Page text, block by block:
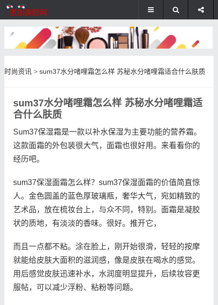
时尚资讯> sum37水分啫哩霜怎么样 苏秘水分啫哩霜适合什么肤质
sum37水分啫哩霜怎么样 苏秘水分啫哩霜适
合什么肤质
Sum37保湿霜是一款以补水保湿为主要功能的营养霜。
这款面霜的外包装很大气，面霜也很好用。来看看你的
经历吧。
sum37保湿面霜怎么样？sum37保湿面霜的价值简直惊
人。金色圆盖的蓝色厚玻璃瓶，奢华大气，宛如精致的
艺术品，放在梳妆台上，与众不同，特别。面霜是凝胶
状的质地，有淡淡的香味。很好。推开它，
而且一点都不粘。涂在脸上，刚开始很滑，轻轻的按摩
就能给皮肤大面积的滋润感，像是皮肤在喝水的感觉。
用后感觉皮肤迅速补水，水润度明显提升，后续妆容更
服帖，可以减少浮粉、粘粉等问题。